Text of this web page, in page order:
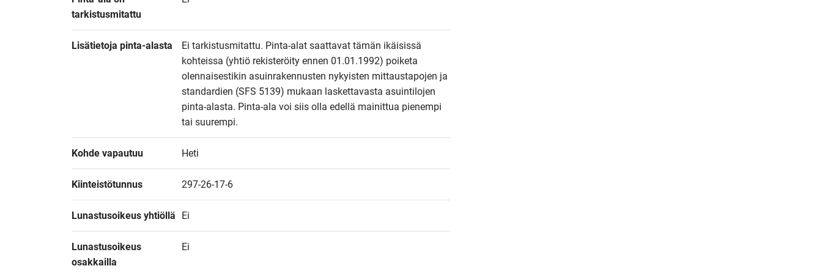
tarkistusmitattu
Lisätietoja pinta-alasta
Ei tarkistusmitattu. Pinta-alat saattavat tämän ikäisissä
kohteissa (yhtiö rekisteröity ennen 01.01.1992) poiketa
olennaisestikin asuinrakennusten nykyisten mittaustapojen ja
standardien (SFS 5139) mukaan laskettavasta asuintilojen
pinta-alasta. Pinta-ala voi siis olla edellä mainittua pienempi
tai suurempi.
Kohde vapautuu Heti
Kiinteistötunnus 297-26-17-6
Lunastusoikeus yhtiöllä Ei
Lunastusoikeus
osakkailla
Ei